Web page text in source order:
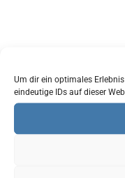
Um dir ein optimales
eindeutige IDs auf dieser